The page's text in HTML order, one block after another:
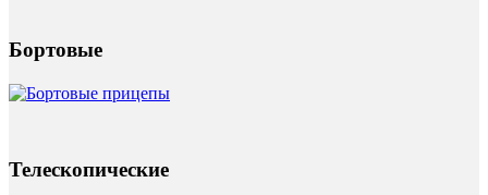
Бортовые
Телескопические